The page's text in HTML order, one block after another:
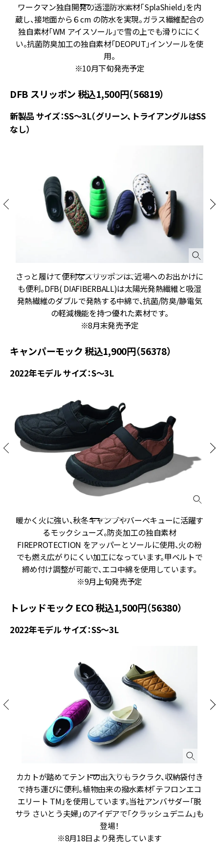
ワークマン独自開発の透湿防水素材「SplaShield」を内
蔵し、接地面から６cm の防水を実現。ガラス繊維配合の
独自素材「WM アイスソール」で雪の上でも滑りににく
い。抗菌防臭加工の独自素材「DEOPUT」インソールを使
用。
※10月下旬発売予定
DFB スリッポン 税込1,500円（56819）
新製品 サイズ：SS～3L（グリーン、トライアングルはSS
なし）
さっと履けて便利なスリッポンは、近場へのお出かけに
も便利。DFB( DIAFIBERBALL)は太陽光発熱繊維と吸湿
発熱繊維のダブルで発熱する中綿で、抗菌/防臭/静電気
の軽減機能を持つ優れた素材です。
※8月末発売予定
キャンパーモック 税込1,900円（56378）
2022年モデル サイズ：S～3L
暖かく火に強い、秋冬キャンプやバーベキューに活躍す
るモックシューズ。防炎加工の独自素材
FIREPROTECTION をアッパーとソールに使用、火の粉
でも燃え広がりにくい加工になっています。甲ベルトで
締め付け調整が可能で、エコ中綿を使用しています。
※9月上旬発売予定
トレッドモック ECO 税込1,500円（56380）
2022年モデル サイズ：SS～3L
カカトが踏めてテントの出入りもラクラク、収納袋付き
で持ち運びに便利。植物由来の撥水素材「テフロンエコ
エリート TM」を使用しています。当社アンバサダー「脱
サラ さいとう夫婦」のアイデアで「クラッシュデニム」も
登場！
※8月18日より発売しています